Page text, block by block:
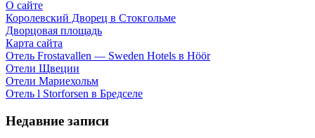
О сайте
Королевский Дворец в Стокгольме
Дворцовая площадь
Карта сайта
Отель Frostavallen — Sweden Hotels в Höör
Отели Щвеции
Отели Мариехольм
Отель l Storforsen в Бредселе
Недавние записи